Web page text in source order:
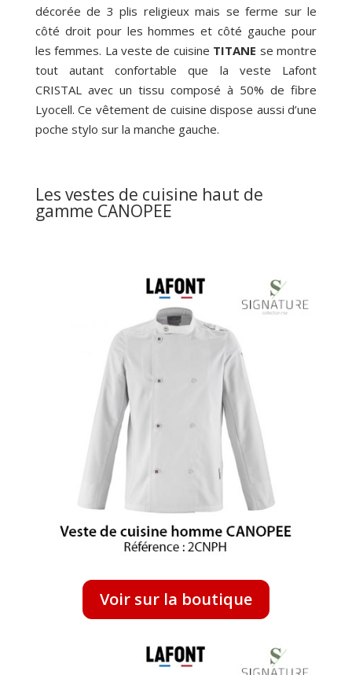
décorée de 3 plis religieux mais se ferme sur le
côté droit pour les hommes et côté gauche pour
les femmes. La veste de cuisine TITANE se montre
tout autant confortable que la veste Lafont
CRISTAL avec un tissu composé à 50% de fibre
Lyocell. Ce vêtement de cuisine dispose aussi d’une
poche stylo sur la manche gauche.
Les vestes de cuisine haut de
gamme CANOPEE
Voir sur la boutique